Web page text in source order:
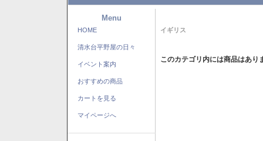
Menu
HOME
清水台平野屋の日々
イベント案内
おすすめの商品
カートを見る
マイページへ
イギリス
このカテゴリ内には商品はあり